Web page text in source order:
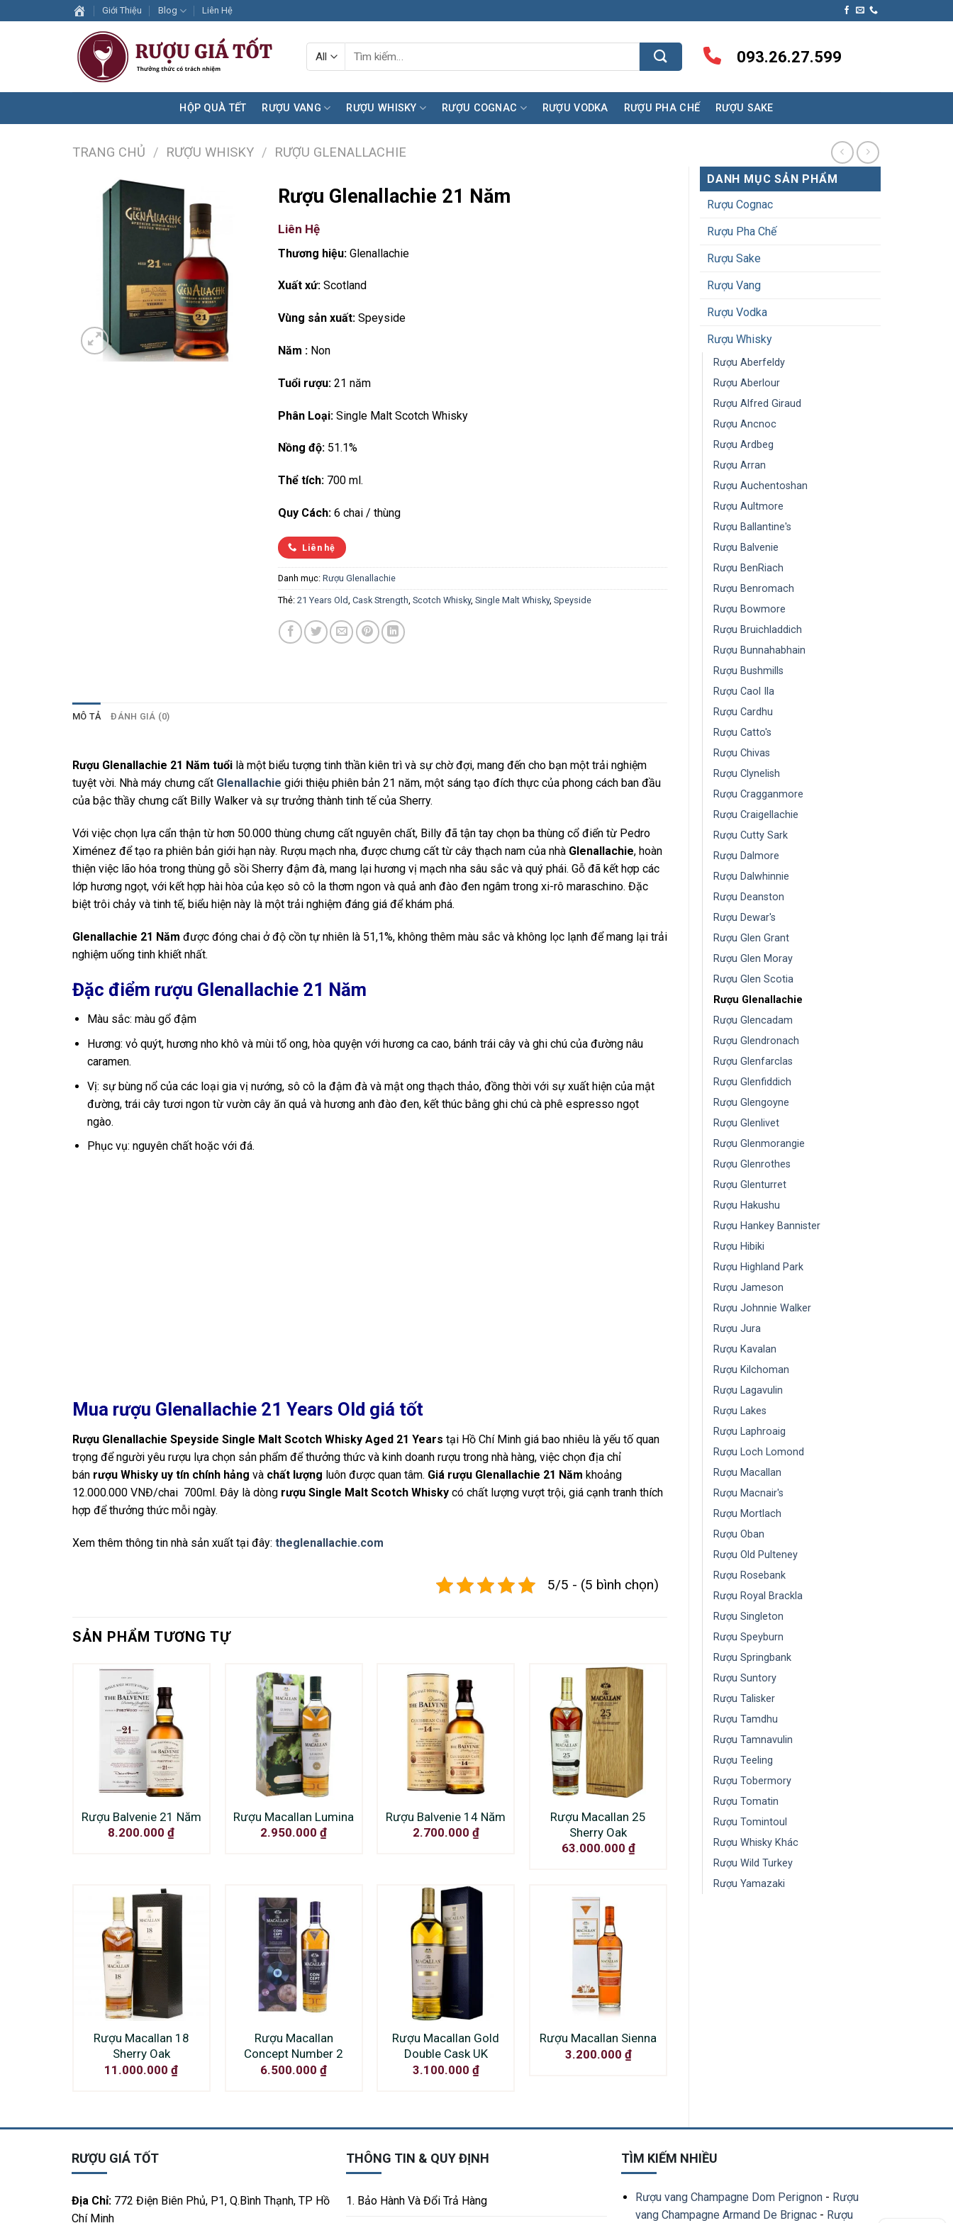
to
Giới Thiệu Blog Liên Hệ
Tìm
093.26.27.599
HỘP QUÀ TẾT RƯỢU VANG RƯỢU WHISKY RƯỢU COGNAC RƯỢU VODKA RƯỢU PHA CHẾ RƯỢU SAKE
TRANG CHỦ / RƯỢU WHISKY / RƯỢU GLENALLACHIE
DANH MỤC SẢN PHẨM
Rượu Cognac
Rượu Pha Chế
Rượu Sake
Rượu Vang
Rượu Vodka
Rượu Whisky
Rượu Aberfeldy
Rượu Aberlour
Rượu Alfred Giraud
Rượu Ancnoc
Rượu Ardbeg
Rượu Arran
Rượu Auchentoshan
Rượu Aultmore
Rượu Ballantine's
Rượu Balvenie
Rượu BenRiach
Rượu Benromach
Rượu Bowmore
Rượu Bruichladdich
Rượu Bunnahabhain
Rượu Bushmills
Rượu Caol Ila
Rượu Cardhu
Rượu Catto's
Rượu Chivas
Rượu Clynelish
Rượu Cragganmore
Rượu Craigellachie
Rượu Cutty Sark
Rượu Dalmore
Rượu Dalwhinnie
Rượu Deanston
Rượu Dewar's
Rượu Glen Grant
Rượu Glen Moray
Rượu Glen Scotia
Rượu Glenallachie
Rượu Glencadam
Rượu Glendronach
Rượu Glenfarclas
Rượu Glenfiddich
Rượu Glengoyne
Rượu Glenlivet
Rượu Glenmorangie
Rượu Glenrothes
Rượu Glenturret
Rượu Hakushu
Rượu Hankey Bannister
Rượu Hibiki
Rượu Highland Park
Rượu Jameson
Rượu Johnnie Walker
Rượu Jura
Rượu Kavalan
Rượu Kilchoman
Rượu Lagavulin
Rượu Lakes
Rượu Laphroaig
Rượu Loch Lomond
Rượu Macallan
Rượu Macnair's
Rượu Mortlach
Rượu Oban
Rượu Old Pulteney
Rượu Rosebank
Rượu Royal Brackla
Rượu Singleton
Rượu Speyburn
Rượu Springbank
Rượu Suntory
Rượu Talisker
Rượu Tamdhu
Rượu Tamnavulin
Rượu Teeling
Rượu Tobermory
Rượu Tomatin
Rượu Tomintoul
Rượu Whisky Khác
Rượu Wild Turkey
Rượu Yamazaki
Rượu Glenallachie 21 Năm
Liên Hệ
Thương hiệu:Glenallachie
Xuất xứ:Scotland
Vùng sản xuất:Speyside
Năm :Non
Tuổi rượu:21 năm
Phân Loại:Single Malt Scotch Whisky
Nồng độ:51.1%
Thể tích:700 ml.
Quy Cách:6 chai / thùng
Liên hệ
Danh mục: Rượu Glenallachie
Thẻ: 21 Years Old, Cask Strength, Scotch Whisky, Single Malt Whisky, Speyside
MÔ TẢ ĐÁNH GIÁ (0)
Rượu Glenallachie 21 Năm tuổi là một biểu tượng tinh thần kiên trì và sự chờ đợi, mang đến cho bạn một trải nghiệm
tuyệt vời. Nhà máy chưng cất Glenallachie giới thiệu phiên bản 21 năm, một sáng tạo đích thực của phong cách ban đầu
của bậc thầy chưng cất Billy Walker và sự trưởng thành tinh tế của Sherry.
Với việc chọn lựa cẩn thận từ hơn 50.000 thùng chưng cất nguyên chất, Billy đã tận tay chọn ba thùng cổ điển từ Pedro
Ximénez để tạo ra phiên bản giới hạn này. Rượu mạch nha, được chưng cất từ cây thạch nam của nhà Glenallachie, hoàn
thiện việc lão hóa trong thùng gỗ sồi Sherry đậm đà, mang lại hương vị mạch nha sâu sắc và quý phái. Gỗ đã kết hợp các
lớp hương ngọt, với kết hợp hài hòa của kẹo sô cô la thơm ngon và quả anh đào đen ngâm trong xi-rô maraschino. Đặc
biệt trôi chảy và tinh tế, biểu hiện này là một trải nghiệm đáng giá để khám phá.
Glenallachie 21 Năm được đóng chai ở độ cồn tự nhiên là 51,1%, không thêm màu sắc và không lọc lạnh để mang lại trải
nghiệm uống tinh khiết nhất.
Đặc điểm rượu Glenallachie 21 Năm
Màu sắc: màu gổ đậm
Hương: vỏ quýt, hương nho khô và mùi tổ ong, hòa quyện với hương ca cao, bánh trái cây và ghi chú của đường nâu
caramen.
Vị: sự bùng nổ của các loại gia vị nướng, sô cô la đậm đà và mật ong thạch thảo, đồng thời với sự xuất hiện của mật
đường, trái cây tươi ngon từ vườn cây ăn quả và hương anh đào đen, kết thúc bằng ghi chú cà phê espresso ngọt
ngào.
Phục vụ: nguyên chất hoặc với đá.
Mua rượu Glenallachie 21 Years Old giá tốt
Rượu Glenallachie Speyside Single Malt Scotch Whisky Aged 21 Years tại Hồ Chí Minh giá bao nhiêu là yếu tố quan
trọng để người yêu rượu lựa chọn sản phẩm để thưởng thức và kinh doanh rượu trong nhà hàng, việc chọn địa chỉ
bán rượu Whisky uy tín chính hảng và chất lượng luôn được quan tâm. Giá rượu Glenallachie 21 Năm khoảng
12.000.000 VNĐ/chai 700ml. Đây là dòng rượu Single Malt Scotch Whisky có chất lượng vượt trội, giá cạnh tranh thích
hợp để thưởng thức mỗi ngày.
Xem thêm thông tin nhà sản xuất tại đây: theglenallachie.com
5/5 - (5 bình chọn)
SẢN PHẨM TƯƠNG TỰ
Rượu Balvenie 21 Năm
8.200.000₫
Rượu Macallan Lumina
2.950.000₫
Rượu Balvenie 14 Năm
2.700.000 ₫
Rượu Macallan 25
Sherry Oak
63.000.000 ₫
Rượu Macallan 18
Sherry Oak
11.000.000₫
Rượu Macallan
Concept Number 2
6.500.000₫
Rượu Macallan Gold
Double Cask UK
3.100.000 ₫
Rượu Macallan Sienna
3.200.000 ₫
RƯỢU GIÁ TỐT
Địa Chỉ:772 Điện Biên Phủ, P1, Q.Bình Thạnh, TP Hồ
Chí Minh
THÔNG TIN & QUY ĐỊNH
1. Bảo Hành Và Đổi Trả Hàng
TÌM KIẾM NHIỀU
Rượu vang Champagne Dom Perignon - Rượu
vang Champagne Armand De Brignac - Rượu